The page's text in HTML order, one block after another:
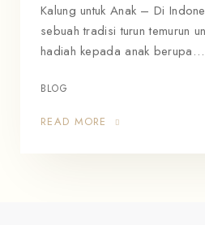
Kalung untuk Anak – Di
sebuah tradisi turun temurun
hadiah kepada anak berupa…
BLOG
READ MORE